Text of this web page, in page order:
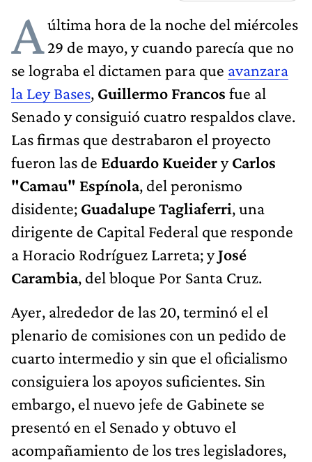
Aúltima hora de la noche del miércoles
29 de mayo, y cuando parecía que no
se lograba el dictamen para que avanzara
la Ley Bases, Guillermo Francos fue al
Senado y consiguió cuatro respaldos clave.
Las firmas que destrabaron el proyecto
fueron las de Eduardo KueideryCarlos
"Camau" Espínola, del peronismo
disidente; Guadalupe Tagliaferri, una
dirigente de Capital Federal que responde
a Horacio Rodríguez Larreta; yJosé
Carambia, del bloque Por Santa Cruz.
Ayer, alrededor de las 20, terminó el el
plenario de comisiones con un pedido de
cuarto intermedio y sin que el oficialismo
consiguiera los apoyos suficientes. Sin
embargo, el nuevo jefe de Gabinete se
presentó en el Senado y obtuvo el
acompañamiento de los tres legisladores,